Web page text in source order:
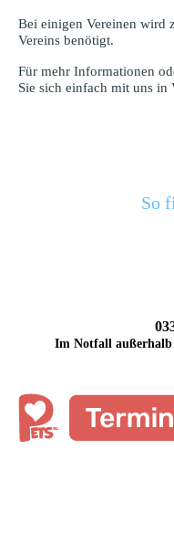
Bei einigen Vereinen wird
Vereins benötigt.
Für mehr Informationen
Sie sich einfach mit uns in
So
Im Notfall außerhalb